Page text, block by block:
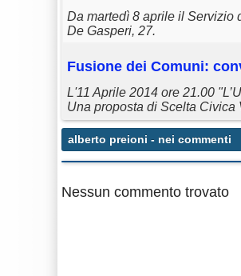
Da martedì 8 aprile il Servizio
De Gasperi, 27.
Fusione dei Comuni:
L'11 Aprile 2014 ore 21.00
Una proposta di Scelta
alberto preioni - nei commenti
Nessun commento trovato